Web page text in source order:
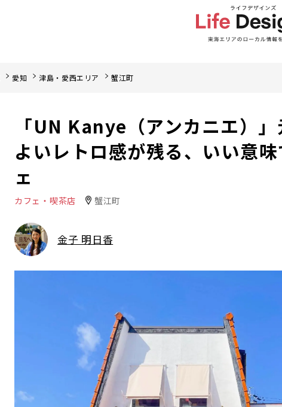
愛知 津島・愛西エリア 蟹江町
「UN Kanye（アンカニエ）
よいレトロ感が残る、いい意
ェ
カフェ・喫茶店 蟹江町
金子 明日香